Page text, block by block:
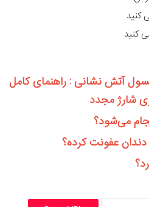
کنید
کنید
آتش نشانی : راهنمای کامل
شارژ مجدد
می‌شود؟
دندان عفونت کرده؟